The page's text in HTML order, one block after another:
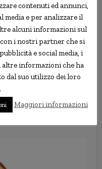
canzoni da membri adulti
umani imparano a
quindi iniziano ad
ma queste canzoni
quindi le loro
contenuti ed annunci,
e per analizzare il
alcuni informazioni sul
i nostri partner che si
e social media, i
informazioni che ha
dal suo utilizzo dei loro
Maggiori informazioni